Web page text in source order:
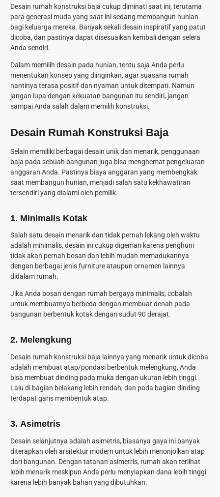
Desain rumah konstruksi baja cukup diminati saat ini, terutama
para generasi muda yang saat ini sedang membangun hunian
bagi keluarga mereka. Banyak sekali desain inspiratif yang patut
dicoba, dan pastinya dapat disesuaikan kembali dengan selera
Anda sendiri.
Dalam memilih desain pada hunian, tentu saja Anda perlu
menentukan konsep yang diinginkan, agar suasana rumah
nantinya terasa positif dan nyaman untuk ditempati. Namun
jangan lupa dengan kekuatan bangunan itu sendiri, jangan
sampai Anda salah dalam memilih konstruksi.
Desain Rumah Konstruksi Baja
Selain memiliki berbagai desain unik dan menarik, penggunaan
baja pada sebuah bangunan juga bisa menghemat pengeluaran
anggaran Anda. Pastinya biaya anggaran yang membengkak
saat membangun hunian, menjadi salah satu kekhawatiran
tersendiri yang dialami oleh pemilik.
1. Minimalis Kotak
Salah satu desain menarik dan tidak pernah lekang oleh waktu
adalah minimalis, desain ini cukup digemari karena penghuni
tidak akan pernah bosan dan lebih mudah memadukannya
dengan berbagai jenis furniture ataupun ornamen lainnya
didalam rumah.
Jika Anda bosan dengan rumah bergaya minimalis, cobalah
untuk membuatnya berbeda dengan membuat denah pada
bangunan berbentuk kotak dengan sudut 90 derajat.
2. Melengkung
Desain rumah konstruksi baja lainnya yang menarik untuk dicoba
adalah membuat atap/pondasi berbentuk melengkung, Anda
bisa membuat dinding pada muka dengan ukuran lebih tinggi.
Lalu di bagian belakang lebih rendah, dan pada bagian dinding
terdapat garis membentuk atap.
3. Asimetris
Desain selanjutnya adalah asimetris, biasanya gaya ini banyak
diterapkan oleh arsitektur modern untuk lebih menonjolkan atap
dari bangunan. Dengan tatanan asimetris, rumah akan terlihat
lebih menarik meskipun Anda perlu menyiapkan dana lebih tinggi
karena lebih banyak bahan yang dibutuhkan.